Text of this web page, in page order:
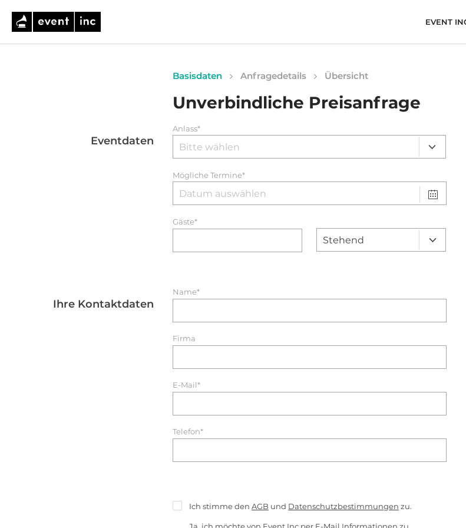
EVENT
Basisdaten Anfragedetails Übersicht
Unverbindliche Preisanfrage
Eventdaten
Anlass*
Mögliche Termine*
Gäste*
Ihre Kontaktdaten
Name*
Firma
E-Mail*
Telefon*
Ich stimme den AGB und Datenschutzbestimmungen zu.